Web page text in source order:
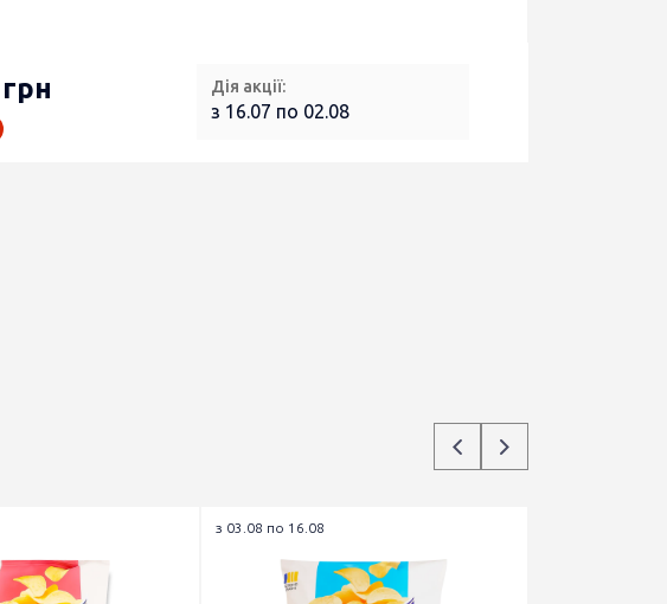
грн Дія акції:
з 16.07 по 02.08
з 03.08 по 16.08